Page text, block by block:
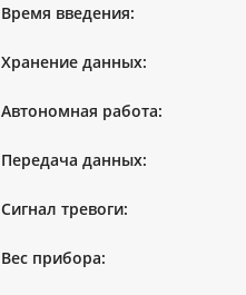
Время введения:
Хранение данных:
Автономная работа:
Передача данных:
Сигнал тревоги:
Вес прибора: